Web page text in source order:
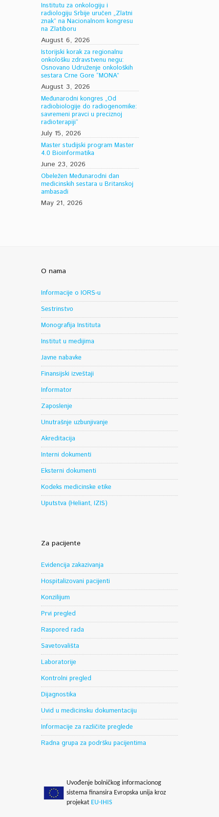
Institutu za onkologiju i
radiologiju Srbije uručen „Zlatni
znak” na Nacionalnom kongresu
na Zlatiboru
August 6, 2026
Istorijski korak za regionalnu
onkološku zdravstvenu negu:
Osnovano Udruženje onkoloških
sestara Crne Gore “MONA”
August 3, 2026
Međunarodni kongres „Od
radiobiologije do radiogenomike:
savremeni pravci u preciznoj
radioterapiji“
July 15, 2026
Master studijski program Master
4.0 Bioinformatika
June 23, 2026
Obeležen Međunarodni dan
medicinskih sestara u Britanskoj
ambasadi
May 21, 2026
O nama
Informacije o IORS-u
Sestrinstvo
Monografija Instituta
Institut u medijima
Javne nabavke
Finansijski izveštaji
Informator
Zaposlenje
Unutrašnje uzbunjivanje
Akreditacija
Interni dokumenti
Eksterni dokumenti
Kodeks medicinske etike
Uputstva (Heliant, IZIS)
Za pacijente
Evidencija zakazivanja
Hospitalizovani pacijenti
Konzilijum
Prvi pregled
Raspored rada
Savetovališta
Laboratorije
Kontrolni pregled
Dijagnostika
Uvid u medicinsku dokumentaciju
Informacije za različite preglede
Radna grupa za podršku pacijentima
Uvođenje bolničkog informacionog
sistema finansira Evropska unija kroz
projekat EU-IHIS